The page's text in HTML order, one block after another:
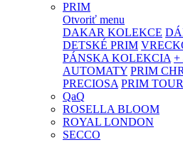
PRIM
Otvoriť menu
DAKAR KOLEKCE
DETSKÉ PRIM
PÁNSKA KOLEKCIA +
AUTOMATY PRIM
PRECIOSA PRIM
QaQ
ROSELLA BLOOM
ROYAL LONDON
SECCO